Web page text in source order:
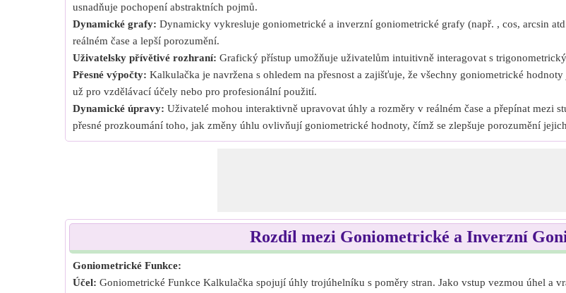
usnadňuje pochopení abstraktních pojmů.
Dynamické grafy: Dynamicky vykresluje goniometrické a inverzní goniometrické grafy (např. , cos, arcsin
reálném čase a lepší porozumění.
Uživatelsky přívětivé rozhraní: Grafický přístup umožňuje uživatelům intuitivně interagovat s
Přesné výpočty: Kalkulačka je navržena s ohledem na přesnost a zajišťuje, že všechny goniometrické
už pro vzdělávací účely nebo pro profesionální použití.
Dynamické úpravy: Uživatelé mohou interaktivně upravovat úhly a rozměry v reálném čase a přepínat mezi
přesné prozkoumání toho, jak změny úhlu ovlivňují goniometrické hodnoty, čímž se zlepšuje porozumění
Rozdíl mezi Goniometrické a Inverzní
Goniometrické Funkce:
Účel: Goniometrické Funkce Kalkulačka spojují úhly trojúhelníku s poměry stran. Jako vstup vezmou úhel a